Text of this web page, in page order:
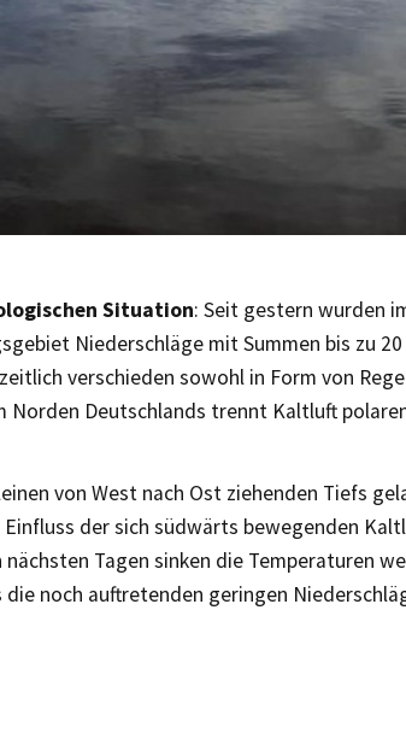
Situation: Seit gestern wurden
Niederschläge mit Summen bis zu
verschieden sowohl in Form von
Norden Deutschlands trennt Kaltluft
von West nach Ost ziehenden Tiefs
der sich südwärts bewegenden
nächsten Tagen sinken die Temperaturen
noch auftretenden geringen